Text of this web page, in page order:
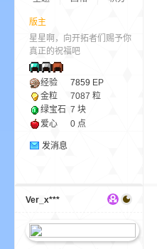
版主
星星啊，向开拓者们赐予你
真正的祝福吧
经验 7859 EP
金粒
7087 粒
绿宝石 7 块
爱心
0 点
发消息
Ver_x***